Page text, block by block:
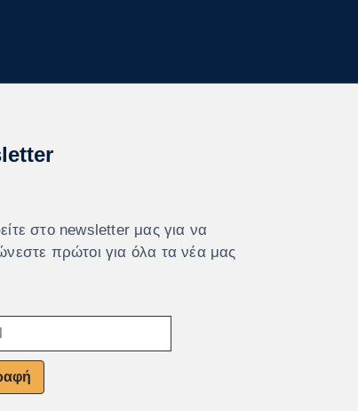
στο newsletter μας για να
πρώτοι για όλα τα νέα μας